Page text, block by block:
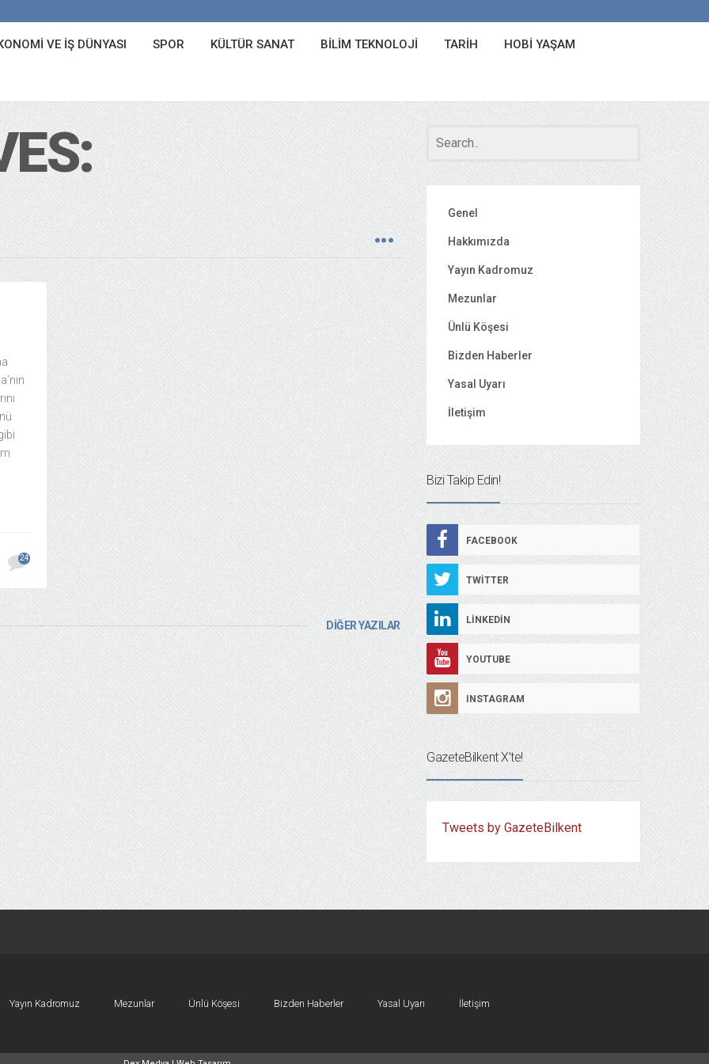
VE İŞ DÜNYASI SPOR KÜLTÜR SANAT BILIM TEKNOLOJI TARIH HOBI YAŞAM
24
DİĞER YAZILAR
Genel
Hakkımızda
Yayın Kadromuz
Mezunlar
Ünlü Köşesi
Bizden Haberler
Yasal Uyarı
İletişim
Bizi Takip Edin!
FACEBOOK
TWITTER
LINKEDIN
YOUTUBE
INSTAGRAM
GazeteBilkent X’te!
Tweets by GazeteBilkent
Yayın Kadromuz Mezunlar Ünlü Köşesi Bizden Haberler Yasal Uyarı İletişim